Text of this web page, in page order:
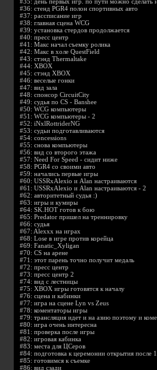
#36: стенд PGR4 полон спортивных авто
#37: рассписание игр
#38: главная сцена WCG
#39: установка стердов продолжается
#40: пресс центр
#41: Макс начал съемку ролика
#42: Макс в холе QuestField
#43: стэнд Thermaltake
#44: XBOX
#45: стэнд XBOX
#46: веселые гонки
#47: вид зала
#48: спонсор CircuitCity
#49: судья по CS - Banshee
#50: WCG компьютеры
#51: WCG компьютеры - 2
#52: iNxlRottriderNG
#53: судьи подготавливаются
#54: concessions
#55: снова компьютеры
#56: вид со второго этажа
#57: Need For Speed - сидит ниже
#58: PGR4 со своими авто
#59: начались первые игры
#60: USSRxAlexio и Alan настраиваются
#61: USSRxAlexio и Alan настраиваются - 2
#62: авторитетный судья :)
#63: игры и кумиры
#64: SK.HOT готов к бою
#65: Predator пришел на треннировку
#66: судья
#67: Alexxx на играх
#68: Lose в игре против корейца
#69: Fanatic_Xyligan
#70: CS на арене
#71: этот парень точно получит медаль
#72: пресс центр
#73: пресс центр 2
#74: вид с лестницы
#75: XBOX игры готовятся к началу
#76: сцена и кабинки
#77: игра на сцене Lyn vs Zeus
#78: коментаторы игры
#79: трансляция идет и на азию поэтому и
#80: игра очень интересна
#81: проверка после игры
#82: игровая кабинка
#83: места для ЦСеров
#84: подготовка к церемонии открытия после
#85: готовимся к съемке
#86: вид сзади